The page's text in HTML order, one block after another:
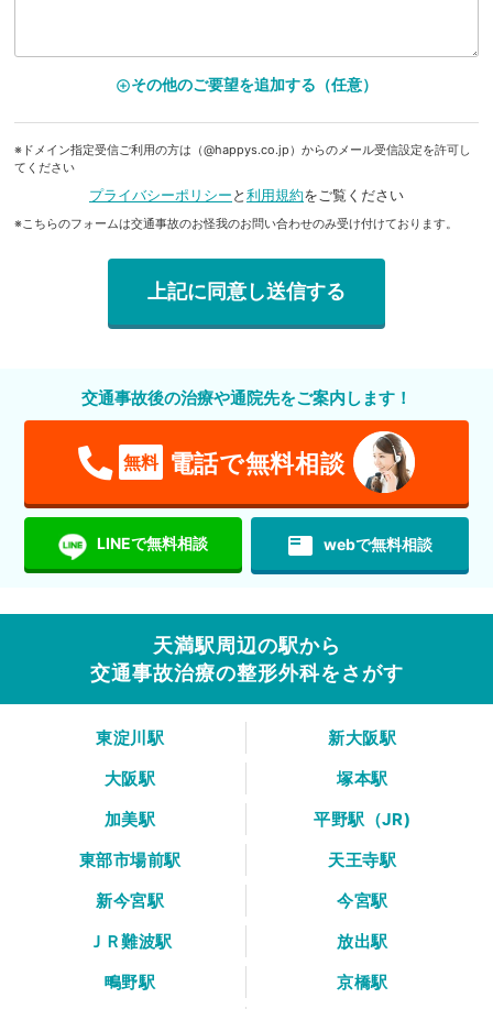
add_circle_outlineその他のご要望を追加する（任意）
※ドメイン指定受信ご利用の方は（@happys.co.jp）からのメール受信設定を許可し
てください
プライバシーポリシーと利用規約をご覧ください
※こちらのフォームは交通事故のお怪我のお問い合わせのみ受け付けております。
交通事故後の治療や通院先をご案内します！
無料 電話で無料相談
LINEで無料相談 featured_play_list webで無料相談
天満駅周辺の駅から
交通事故治療の整形外科をさがす
東淀川駅
新大阪駅
大阪駅
塚本駅
加美駅
平野駅（JR)
東部市場前駅
天王寺駅
新今宮駅
今宮駅
ＪＲ難波駅
放出駅
鴫野駅
京橋駅